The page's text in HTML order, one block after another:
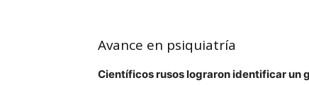
Avance en psiquiatría
Científicos rusos lograron identificar un